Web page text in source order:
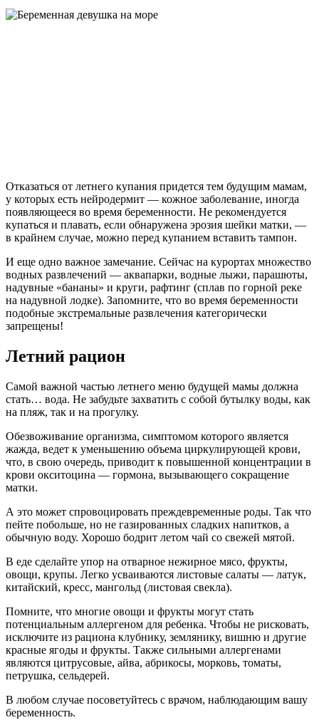
Отказаться от летнего купания придется тем будущим мамам,
у которых есть нейродермит — кожное заболевание, иногда
появляющееся во время беременности. Не рекомендуется
купаться и плавать, если обнаружена эрозия шейки матки, —
в крайнем случае, можно перед купанием вставить тампон.
И еще одно важное замечание. Сейчас на курортах множество
водных развлечений — аквапарки, водные лыжи, парашюты,
надувные «бананы» и круги, рафтинг (сплав по горной реке
на надувной лодке). Запомните, что во время беременности
подобные экстремальные развлечения категорически
запрещены!
Летний рацион
Самой важной частью летнего меню будущей мамы должна
стать… вода. Не забудьте захватить с собой бутылку воды, как
на пляж, так и на прогулку.
Обезвоживание организма, симптомом которого является
жажда, ведет к уменьшению объема циркулирующей крови,
что, в свою очередь, приводит к повышенной концентрации в
крови окситоцина — гормона, вызывающего сокращение
матки.
А это может спровоцировать преждевременные роды. Так что
пейте побольше, но не газированных сладких напитков, а
обычную воду. Хорошо бодрит летом чай со свежей мятой.
В еде сделайте упор на отварное нежирное мясо, фрукты,
овощи, крупы. Легко усваиваются листовые салаты — латук,
китайский, кресс, мангольд (листовая свекла).
Помните, что многие овощи и фрукты могут стать
потенциальным аллергеном для ребенка. Чтобы не рисковать,
исключите из рациона клубнику, землянику, вишню и другие
красные ягоды и фрукты. Также сильными аллергенами
являются цитрусовые, айва, абрикосы, морковь, томаты,
петрушка, сельдерей.
В любом случае посоветуйтесь с врачом, наблюдающим вашу
беременность.